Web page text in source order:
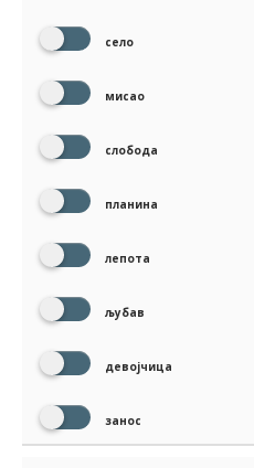
село
мисао
слобода
планина
лепота
љубав
девојчица
занос